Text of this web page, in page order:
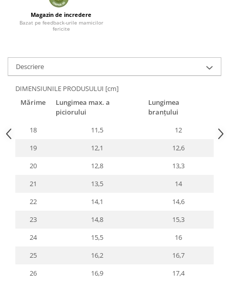
Magazin de incredere
Bazat pe feedback-urile mamicilor
fericite
Descriere
DIMENSIUNILE PRODUSULUI [cm]
Mărime
Lungimea max. a
piciorului
Lungimea
branțului
18
11,5
12
19
12,1
12,6
20
12,8
13,3
21
13,5
14
22
14,1
14,6
23
14,8
15,3
24
15,5
16
25
16,2
16,7
26
16,9 17,4